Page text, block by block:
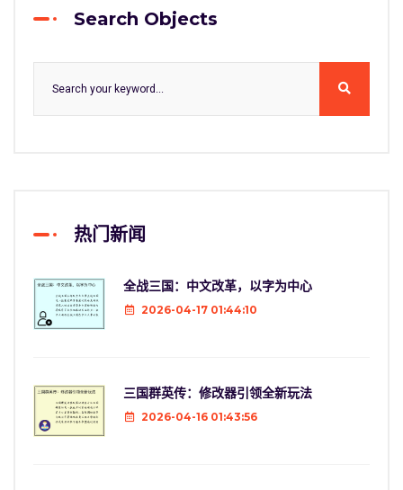
Search Objects
热门新闻
全战三国：中文改革，以字为中心
2026-04-17 01:44:10
三国群英传：修改器引领全新玩法
2026-04-16 01:43:56